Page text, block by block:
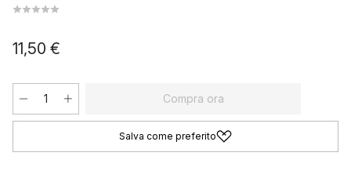
11,50 €
Compra ora
Salva come preferito